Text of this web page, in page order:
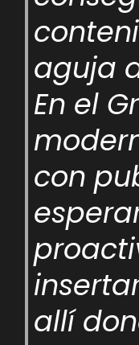
aguja
En el
con
allí